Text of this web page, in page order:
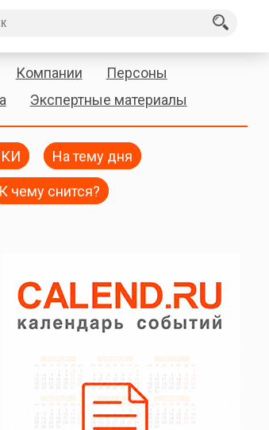
Компании
Персоны
Экспертные материалы
На тему дня
К чему снится?